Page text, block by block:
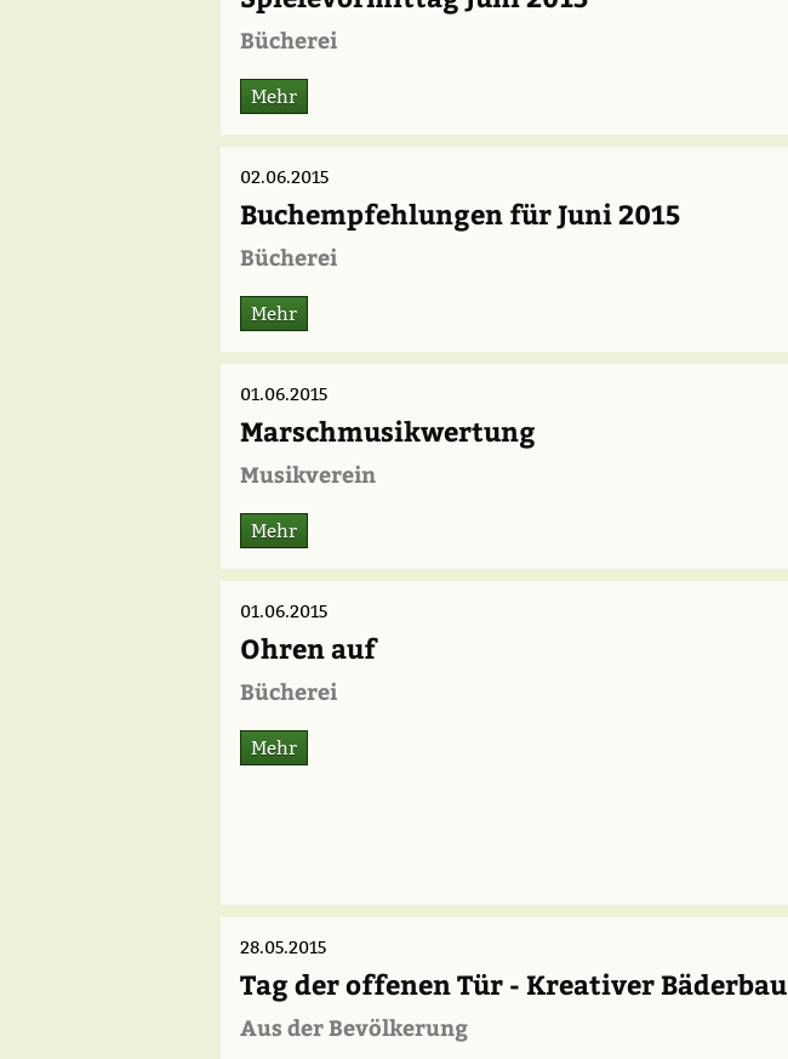
Bücherei
Mehr
02.06.2015
Buchempfehlungen für Juni 2015
Bücherei
Mehr
01.06.2015
Marschmusikwertung
Musikverein
Mehr
01.06.2015
Ohren auf
Bücherei
Mehr
28.05.2015
Tag der offenen Tür - Kreativer Bäderbau
Aus der Bevölkerung